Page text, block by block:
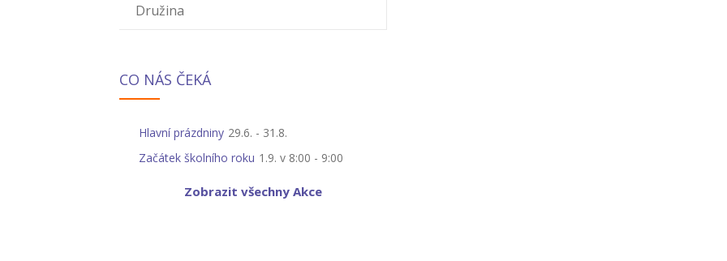
Družina
CO NÁS ČEKÁ
Hlavní prázdniny 29.6. - 31.8.
Začátek školního roku 1.9. v 8:00 - 9:00
Zobrazit všechny Akce